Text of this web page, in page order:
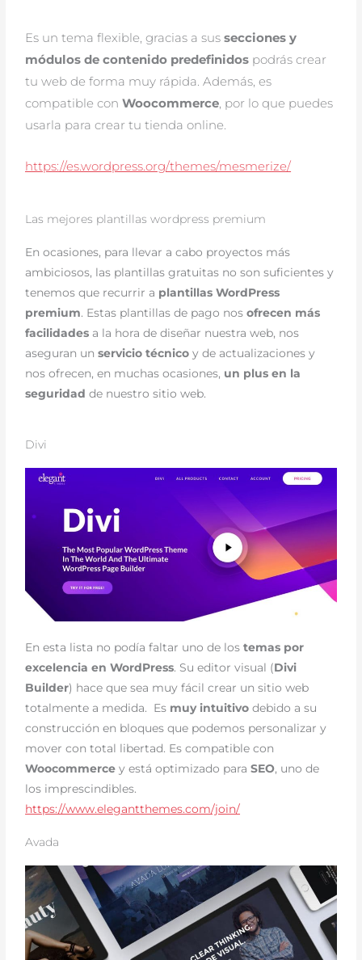
Es un tema flexible, gracias a sussecciones y
módulos de contenido predefinidos podrás crear
tu web de forma muy rápida. Además, es
compatible conWoocommerce, por lo que puedes
usarla para crear tu tienda online.
https://es.wordpress.org/themes/mesmerize/
Las mejores plantillas wordpress premium
En ocasiones, para llevar a cabo proyectos más
ambiciosos, las plantillas gratuitas no son suficientes y
tenemos que recurrir a plantillas WordPress
premium. Estas plantillas de pago nosofrecen más
facilidades a la hora de diseñar nuestra web, nos
aseguran unservicio técnico y de actualizaciones y
nos ofrecen, en muchas ocasiones, un plus en la
seguridad de nuestro sitio web.
Divi
En esta lista no podía faltar uno de lostemas por
excelencia en WordPress. Su editor visual (Divi
Builder) hace que sea muy fácil crear un sitio web
totalmente a medida. Es muy intuitivo debido a su
construcción en bloques que podemos personalizar y
mover con total libertad. Es compatible con
Woocommerce y está optimizado paraSEO, uno de
los imprescindibles.
https://www.elegantthemes.com/join/
Avada